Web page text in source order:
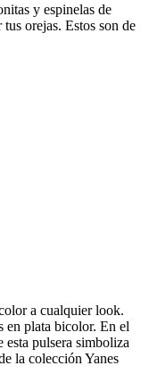
y espinelas de
orejas. Estos son de
a cualquier look.
en plata bicolor. En el
pulsera simboliza
la colección Yanes